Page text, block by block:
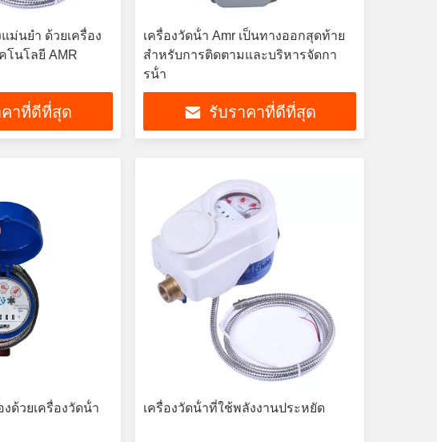
ม่นยํา ด้วยเครื่อง
โนโลยี AMR
คาที่ดีที่สุด
เครื่องวัดน้ํา Amr เป็นทางออกสุดท้าย
สําหรับการติดตามและบริหารจัดกา
รน้ํา
รับราคาที่ดีที่สุด
ด้วยเครื่องวัดน้ํา
เครื่องวัดน้ําที่ใช้พลังงานประหยัด